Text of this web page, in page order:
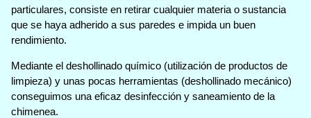
particulares, consiste en retirar cualquier materia o sustancia
que se haya adherido a sus paredes e impida un buen
rendimiento.
Mediante el deshollinado químico (utilización de productos de
limpieza) y unas pocas herramientas (deshollinado mecánico)
conseguimos una eficaz desinfección y saneamiento de la
chimenea.